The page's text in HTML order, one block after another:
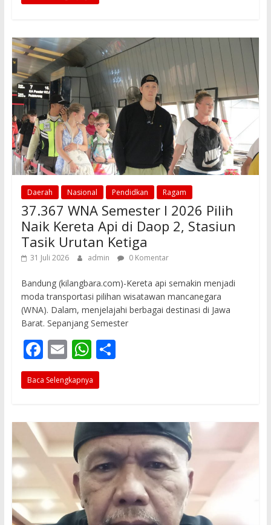
o
o
k
A
p
p
Daerah Nasional Pendidkan Ragam
37.367 WNA Semester I 2026 Pilih
Naik Kereta Api di Daop 2, Stasiun
Tasik Urutan Ketiga
31 Juli 2026 admin 0 Komentar
Bandung (kilangbara.com)-Kereta api semakin menjadi
moda transportasi pilihan wisatawan mancanegara
(WNA). Dalam, menjelajahi berbagai destinasi di Jawa
Barat. Sepanjang Semester
F
ac
e
o
o
k
E
m
ai
W
h
at
A
p
p
S
Baca Selengkapnya